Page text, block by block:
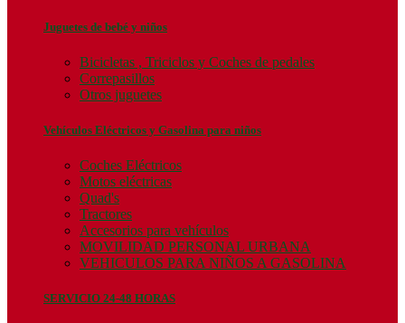
Juguetes de bebé y niños
Bicicletas , Triciclos y Coches de pedales
Correpasillos
Otros juguetes
Vehículos Eléctricos y Gasolina para niños
Coches Eléctricos
Motos eléctricas
Quad's
Tractores
Accesorios para vehículos
MOVILIDAD PERSONAL URBANA
VEHICULOS PARA NIÑOS A GASOLINA
SERVICIO 24-48 HORAS